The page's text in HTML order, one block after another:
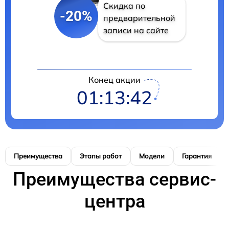
-20%
Скидка по
предварительной
записи на сайте
Конец акции
01:13:41
Преимущества Этапы работ Модели Гарантия
Преимущества сервис-
центра